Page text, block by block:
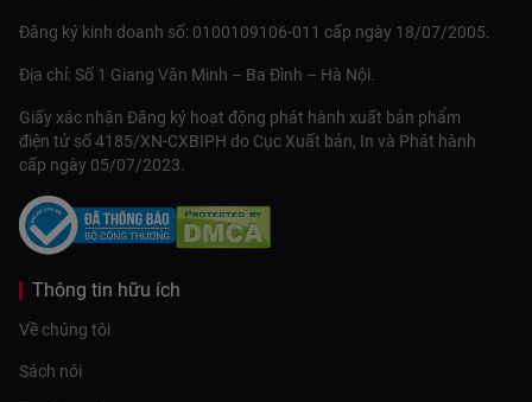
Đăng ký kinh doanh số: 0100109106-011 cấp ngày 18/07/2005.
Địa chỉ: Số 1 Giang Văn Minh – Ba Đình – Hà Nội.
Giấy xác nhận Đăng ký hoạt động phát hành xuất bản phẩm
điện tử số 4185/XN-CXBIPH do Cục Xuất bản, In và Phát hành
cấp ngày 05/07/2023.
Thông tin hữu ích
Về chúng tôi
Sách nói